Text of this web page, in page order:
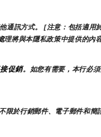
通訊方式。 [注意：包括適
將與本隱私政策中提供的內容
促銷。如您有需要，本行必
於行銷郵件、電子郵件和簡